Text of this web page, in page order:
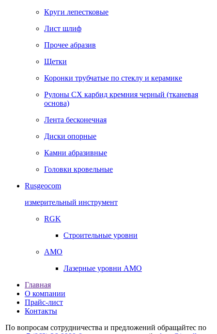
Круги лепестковые
Лист шлиф
Прочее абразив
Щетки
Коронки трубчатые по стеклу и керамике
Рулоны CX карбид кремния черный (тканевая
основа)
Лента бесконечная
Диски опорные
Камни абразивные
Головки кровельные
Rusgeocom
измерительный инструмент
RGK
Строительные уровни
AMO
Лазерные уровни AMO
Главная
О компании
Прайс-лист
Контакты
По вопросам сотрудничества и предложений обращайтес по